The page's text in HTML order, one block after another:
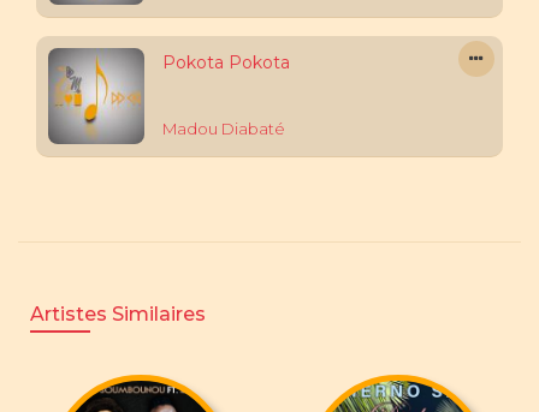
Pokota Pokota
Madou Diabaté
Artistes Similaires